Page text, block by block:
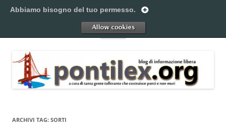
al
Pontilex
Menu
ARCHIVI TAG: SORTI
Abbiamo bisogno del tuo permesso.